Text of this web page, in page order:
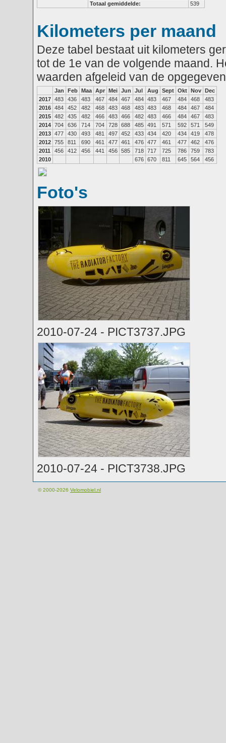
Totaal gemiddelde:
539
Kilometers per maand
Deze tabel bestaat uit kilometers
tot de 1e van de volgende maand.
waarden afgeleid van de
Jan Feb Maa Apr Mei Jun Jul Aug Sept Okt Nov Dec
2017 483 436 483 467 484 467 484 483 467 484 468
483
2016 484 452 482 468 483 468 483 483 468 484 467
484
2015 482 435 482 466 483 466 482 483 466 484 467
483
2014 704 636 714 704 728 688 485 491 571 592 571
549
2013 477 430 493 481 497 452 433 434 420 434 419
478
2012 755 811 690 461 477 461 476 477 461 477 462
476
2011
456 412 456 441 456 585 718 717 725 786 759
783
2010
676 670 811 645 564 456
Foto's
2010-07-24 - PICT3737.JPG
2010-07-24 - PICT3738.JPG
© 2000-2026 Velomobiel.nl